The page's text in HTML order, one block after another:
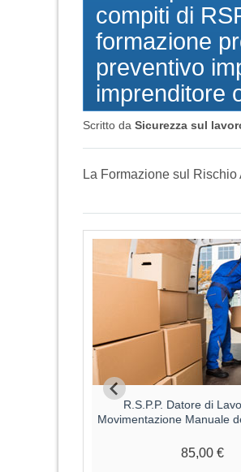
compiti di
formazione
preventivo
imprenditore
Scritto da Sicurezza sul
La Formazione sul
R.S.P.P. Datore di
Movimentazione Manuale
85,00 €